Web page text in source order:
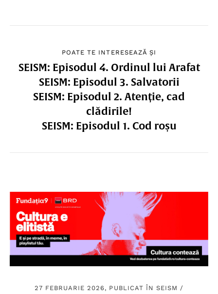
POATE TE INTERESEAZĂ ȘI
SEISM: Episodul 4. Ordinul lui Arafat
SEISM: Episodul 3. Salvatorii
SEISM: Episodul 2. Atenție, cad
clădirile!
SEISM: Episodul 1. Cod roșu
27 FEBRUARIE 2026, PUBLICAT ÎN SEISM /